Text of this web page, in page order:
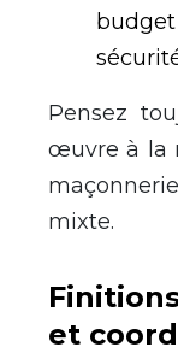
Pensez
œuvre à la
mixte.
et